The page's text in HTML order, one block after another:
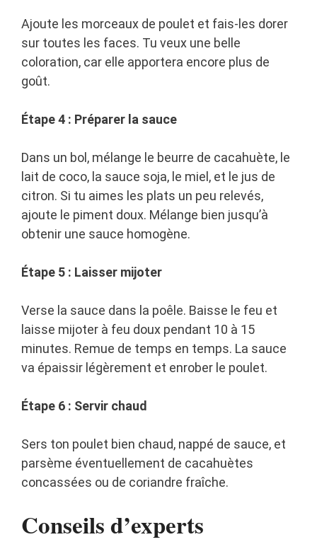
Ajoute les morceaux de poulet et fais-les dorer
sur toutes les faces. Tu veux une belle
coloration, car elle apportera encore plus de
goût.
Étape 4 : Préparer la sauce
Dans un bol, mélange le beurre de cacahuète, le
lait de coco, la sauce soja, le miel, et le jus de
citron. Si tu aimes les plats un peu relevés,
ajoute le piment doux. Mélange bien jusqu’à
obtenir une sauce homogène.
Étape 5 : Laisser mijoter
Verse la sauce dans la poêle. Baisse le feu et
laisse mijoter à feu doux pendant 10 à 15
minutes. Remue de temps en temps. La sauce
va épaissir légèrement et enrober le poulet.
Étape 6 : Servir chaud
Sers ton poulet bien chaud, nappé de sauce, et
parsème éventuellement de cacahuètes
concassées ou de coriandre fraîche.
Conseils d’experts